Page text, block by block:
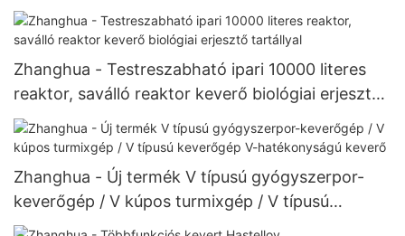
Kevert Nutsche szűrő
Zhanghua - Testreszabható ipari 10000 literes
reaktor, saválló reaktor keverő biológiai erjesztő
tartállyal
Zhanghua - Új termék V típusú gyógyszerpor-
keverőgép / V kúpos turmixgép / V típusú
keverőgép V-hatékonyságú keverő